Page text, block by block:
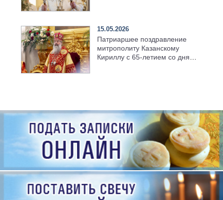
15.05.2026
Патриаршее поздравление
митрополиту Казанскому
Кириллу с 65-летием со дня